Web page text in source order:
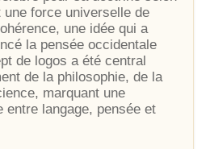
force universelle de
une idée qui a
la pensée occidentale
de logos a été central
de la philosophie, de la
marquant une
entre langage, pensée et